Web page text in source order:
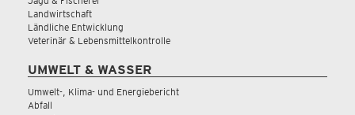
Landwirtschaft
Ländliche Entwicklung
Veterinär & Lebensmittelkontrolle
UMWELT & WASSER
Umwelt-, Klima- und Energiebericht
Abfall